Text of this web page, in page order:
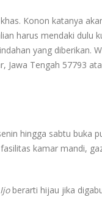
Konon katanya
harus mendaki dulu
yang diberikan.
Jawa Tengah 57793
hingga sabtu buka
kamar mandi,
Ijoberarti hijau jika